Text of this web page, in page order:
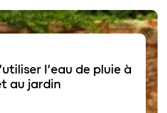
l’eau de pluie à
au jardin